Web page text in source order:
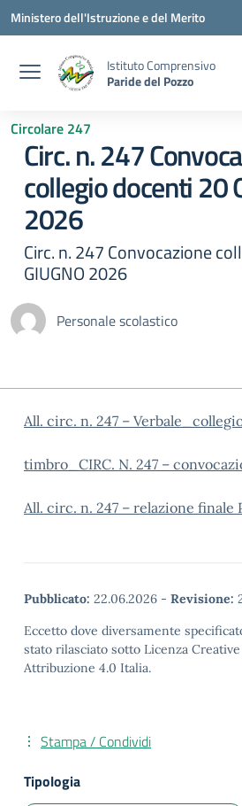
Vai ai contenuti
Vai al menu di navigazione
Vai al footer
Ministero dell'Istruzione e del Merito
Istituto Comprensivo
Paride del Pozzo
Circolare 247
Circ. n. 247
collegio docenti 20
2026
Circ. n. 247 Convocazione
GIUGNO 2026
Personale scolastico
All. circ. n. 247 –
timbro_CIRC. N. 247 –
All. circ. n. 247 – relazione finale
Pubblicato: 22.06.2026 - Revisione:
Eccetto dove diversamente
stato rilasciato sotto Licenza
Attribuzione 4.0 Italia.
Stampa / Condividi
Tipologia